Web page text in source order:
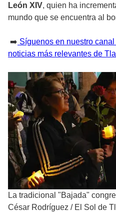
León XIV, quien ha
mundo que se encuentra al
➡️ Síguenos en nuestro
noticias más relevantes de
La tradicional "Bajada"
César Rodríguez / El Sol de